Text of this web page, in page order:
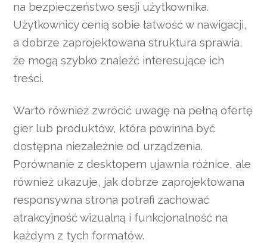
na bezpieczeństwo sesji użytkownika.
Użytkownicy cenią sobie łatwość w nawigacji,
a dobrze zaprojektowana struktura sprawia,
że mogą szybko znaleźć interesujące ich
treści.
Warto również zwrócić uwagę na pełną ofertę
gier lub produktów, która powinna być
dostępna niezależnie od urządzenia.
Porównanie z desktopem ujawnia różnice, ale
również ukazuje, jak dobrze zaprojektowana
responsywna strona potrafi zachować
atrakcyjność wizualną i funkcjonalność na
każdym z tych formatów.